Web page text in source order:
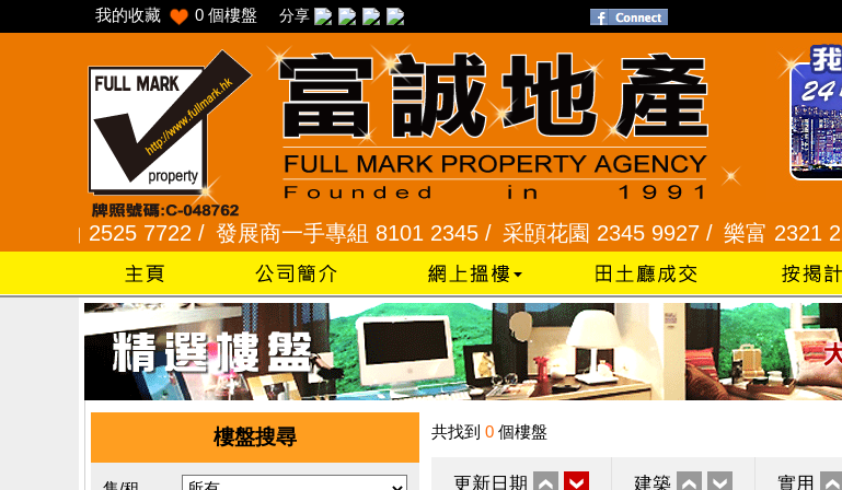
我的收藏 0 個樓盤 分享
2525 7722 /發展商一手專組 8101 2345 /采頣花園 2345 9927 /樂富 2321 2287 /
樓盤搜尋 共找到 0 個樓盤
更新日期 建築 實用